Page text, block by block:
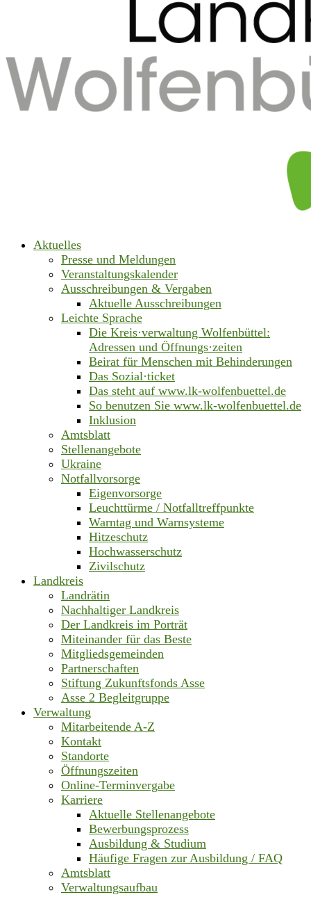
Aktuelles
Presse und Meldungen
Veranstaltungskalender
Ausschreibungen & Vergaben
Aktuelle Ausschreibungen
Leichte Sprache
Die Kreis·verwaltung Wolfenbüttel:
Adressen und Öffnungs·zeiten
Beirat für Menschen mit Behinderungen
Das Sozial·ticket
Das steht auf www.lk-wolfenbuettel.de
So benutzen Sie www.lk-wolfenbuettel.de
Inklusion
Amtsblatt
Stellenangebote
Ukraine
Notfallvorsorge
Eigenvorsorge
Leuchttürme / Notfalltreffpunkte
Warntag und Warnsysteme
Hitzeschutz
Hochwasserschutz
Zivilschutz
Landkreis
Landrätin
Nachhaltiger Landkreis
Der Landkreis im Porträt
Miteinander für das Beste
Mitgliedsgemeinden
Partnerschaften
Stiftung Zukunftsfonds Asse
Asse 2 Begleitgruppe
Verwaltung
Mitarbeitende A-Z
Kontakt
Standorte
Öffnungszeiten
Online-Terminvergabe
Karriere
Aktuelle Stellenangebote
Bewerbungsprozess
Ausbildung & Studium
Häufige Fragen zur Ausbildung / FAQ
Amtsblatt
Verwaltungsaufbau